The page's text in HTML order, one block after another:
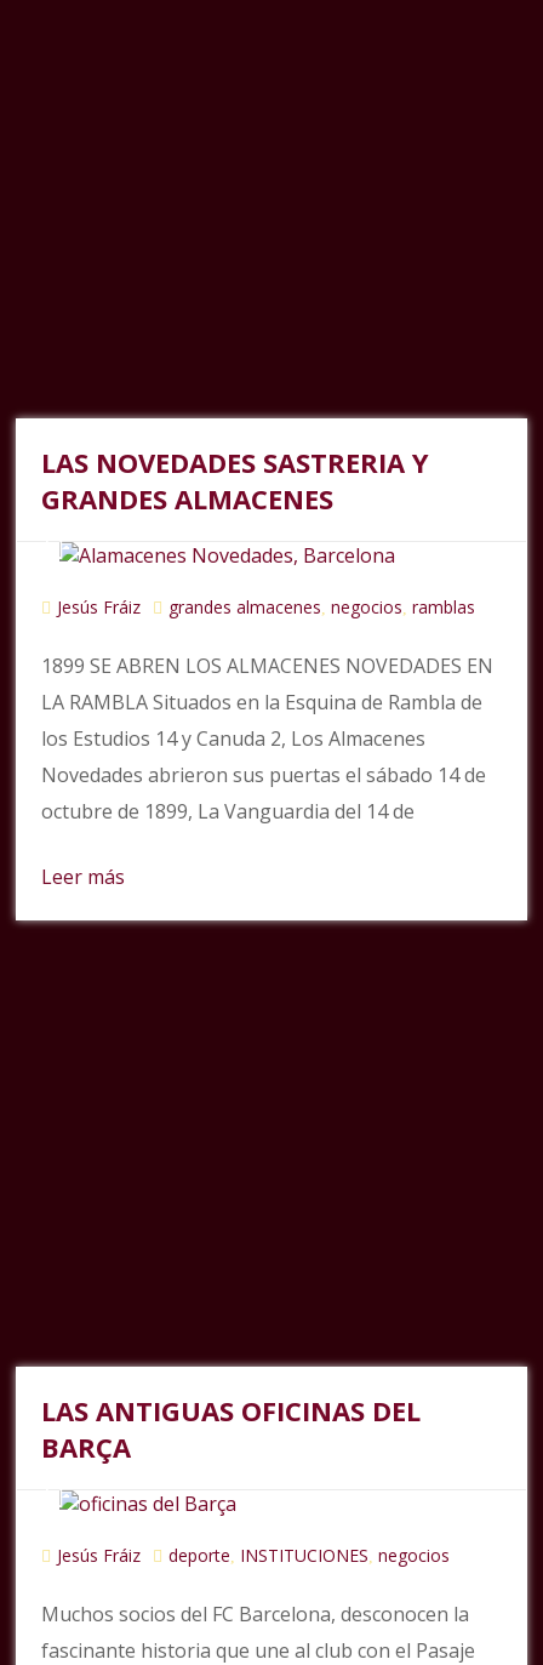
LAS NOVEDADES SASTRERIA Y
GRANDES ALMACENES
Jesús Fráiz grandes almacenes,negocios,ramblas
1899 SE ABREN LOS ALMACENES NOVEDADES EN
LA RAMBLA Situados en la Esquina de Rambla de
los Estudios 14 y Canuda 2, Los Almacenes
Novedades abrieron sus puertas el sábado 14 de
octubre de 1899, La Vanguardia del 14 de
Leer más
LAS ANTIGUAS OFICINAS DEL
BARÇA
Jesús Fráiz deporte, INSTITUCIONES,negocios
Muchos socios del FC Barcelona, desconocen la
fascinante historia que une al club con el Pasaje